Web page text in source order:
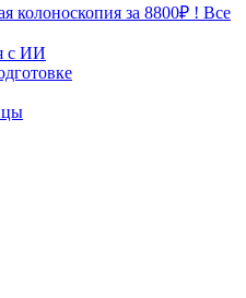
колоноскопия за 8800₽ ! Все
с ИИ